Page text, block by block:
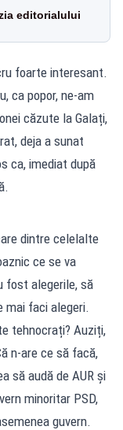
editorialului
foarte interesant.
ca popor, ne-am
căzute la Galați,
deja a sunat
ca, imediat după
dintre celelalte
ce se va
fost alegerile, să
mai faci alegeri.
tehnocrați? Auziți,
n-are ce să facă,
să audă de AUR și
minoritar PSD,
guvern.